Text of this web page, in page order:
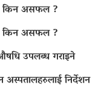
किन असफल ?
किन असफल ?
उपलब्ध गराइने
अस्पतालहरुलाई निर्देशन